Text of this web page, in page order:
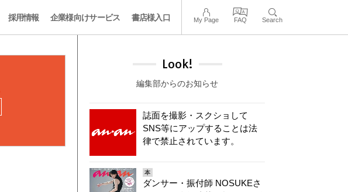
採用情報 企業様向けサービス 書店様入口 My Page FAQ Search
Look!
編集部からのお知らせ
誌面を撮影・スクショして
SNS等にアップすることは法
律で禁止されています。
本
ダンサー・振付師 NOSUKEさ